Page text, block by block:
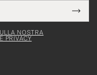
NOSTRA
PRIVACY